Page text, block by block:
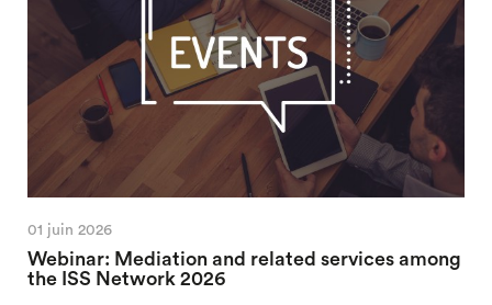
01 juin 2026
Webinar: Mediation and related services among
the ISS Network 2026